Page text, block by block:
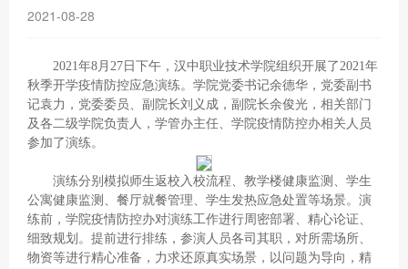
2021-08-28
2021年8月27日下午，汉中职业技术学院组织开展了2021年
秋季开学疫情防控应急演练。学院党委书记余德华，党委副书
记袁力，党委委员、副院长刘义成，副院长余俊光，相关部门
及各二级学院负责人，学管办主任、学院疫情防控办相关人员
参加了演练。
演练分别模拟师生返校入校流程、教学楼健康监测、学生
公寓健康监测、餐厅就餐管理、学生发热应急处置等场景。演
练前，学院疫情防控办对演练工作进行周密部署、精心论证、
细致规划。提前进行排练，参演人员各司其职，对所需场所、
物资等进行精心准备，力求还原真实场景，以问题为导向，精